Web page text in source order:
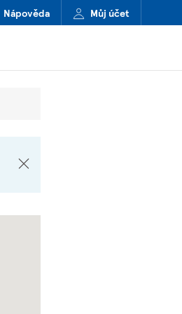
Nápověda Můj účet